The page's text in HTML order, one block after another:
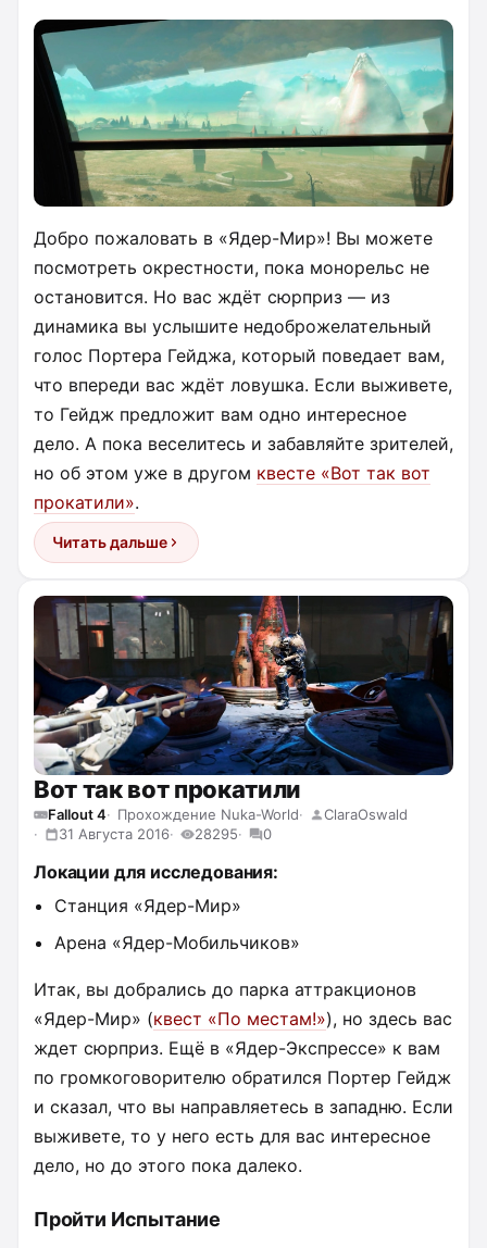
Добро пожаловать в «Ядер-Мир»! Вы можете
посмотреть окрестности, пока монорельс не
остановится. Но вас ждёт сюрприз — из
динамика вы услышите недоброжелательный
голос Портера Гейджа, который поведает вам,
что впереди вас ждёт ловушка. Если выживете,
то Гейдж предложит вам одно интересное
дело. А пока веселитесь и забавляйте зрителей,
но об этом уже в другом квесте «Вот так вот
прокатили».
Читать дальше
Вот так вот прокатили
Fallout 4 Прохождение Nuka-World
ClaraOswald
31 Августа 2016
28295 0
Локации для исследования:
Станция «Ядер-Мир»
Арена «Ядер-Мобильчиков»
Итак, вы добрались до парка аттракционов
«Ядер-Мир» (квест «По местам!»), но здесь вас
ждет сюрприз. Ещё в «Ядер-Экспрессе» к вам
по громкоговорителю обратился Портер Гейдж
и сказал, что вы направляетесь в западню. Если
выживете, то у него есть для вас интересное
дело, но до этого пока далеко.
Пройти Испытание